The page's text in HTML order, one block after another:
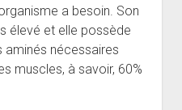
a besoin. Son
élevé et elle possède
aminés nécessaires
muscles, à savoir, 60%